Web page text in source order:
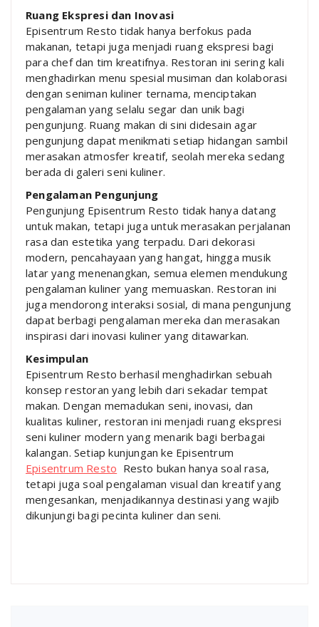
Ruang Ekspresi dan Inovasi
Episentrum Resto tidak hanya berfokus pada
makanan, tetapi juga menjadi ruang ekspresi bagi
para chef dan tim kreatifnya. Restoran ini sering kali
menghadirkan menu spesial musiman dan kolaborasi
dengan seniman kuliner ternama, menciptakan
pengalaman yang selalu segar dan unik bagi
pengunjung. Ruang makan di sini didesain agar
pengunjung dapat menikmati setiap hidangan sambil
merasakan atmosfer kreatif, seolah mereka sedang
berada di galeri seni kuliner.
Pengalaman Pengunjung
Pengunjung Episentrum Resto tidak hanya datang
untuk makan, tetapi juga untuk merasakan perjalanan
rasa dan estetika yang terpadu. Dari dekorasi
modern, pencahayaan yang hangat, hingga musik
latar yang menenangkan, semua elemen mendukung
pengalaman kuliner yang memuaskan. Restoran ini
juga mendorong interaksi sosial, di mana pengunjung
dapat berbagi pengalaman mereka dan merasakan
inspirasi dari inovasi kuliner yang ditawarkan.
Kesimpulan
Episentrum Resto berhasil menghadirkan sebuah
konsep restoran yang lebih dari sekadar tempat
makan. Dengan memadukan seni, inovasi, dan
kualitas kuliner, restoran ini menjadi ruang ekspresi
seni kuliner modern yang menarik bagi berbagai
kalangan. Setiap kunjungan ke Episentrum
Episentrum Resto Resto bukan hanya soal rasa,
tetapi juga soal pengalaman visual dan kreatif yang
mengesankan, menjadikannya destinasi yang wajib
dikunjungi bagi pecinta kuliner dan seni.